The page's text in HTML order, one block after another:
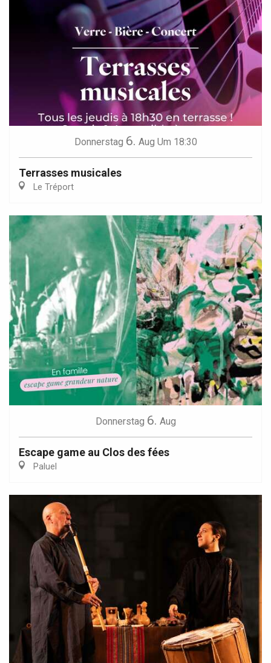
Donnerstag 6. Aug Um 18:30
Terrasses musicales
Le Tréport
Donnerstag 6. Aug
Escape game au Clos des fées
Paluel